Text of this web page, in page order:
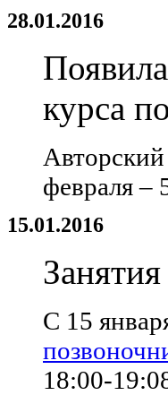
28.01.2016
курса
февраля –
15.01.2016
С 15
18:00-